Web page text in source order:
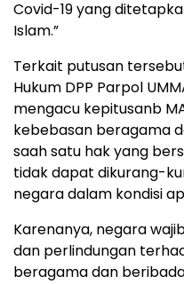
Covid-19 yang
Islam.”
Terkait putusan
Hukum DPP Parpol
mengacu kepitusanb
kebebasan beragama
saah satu hak yang
tidak dapat dikurang-
negara dalam kondisi
Karenanya, negara
dan perlindungan
beragama dan